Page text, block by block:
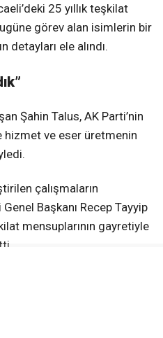
25 yıllık teşkilat
görev alan isimlerin bir
ele alındı.
Şahin Talus, AK Parti’nin
hizmet ve eser üretmenin
çalışmaların
Başkanı Recep Tayyip
mensuplarının gayretiyle